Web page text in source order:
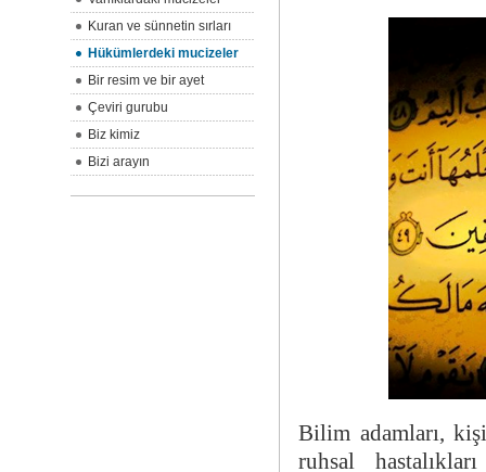
Bilim adamları,
ruhsal
Kuran ve sünnetin sırları
Hükümlerdeki mucizeler
Bir resim ve bir ayet
Çeviri gurubu
Biz kimiz
Bizi arayın